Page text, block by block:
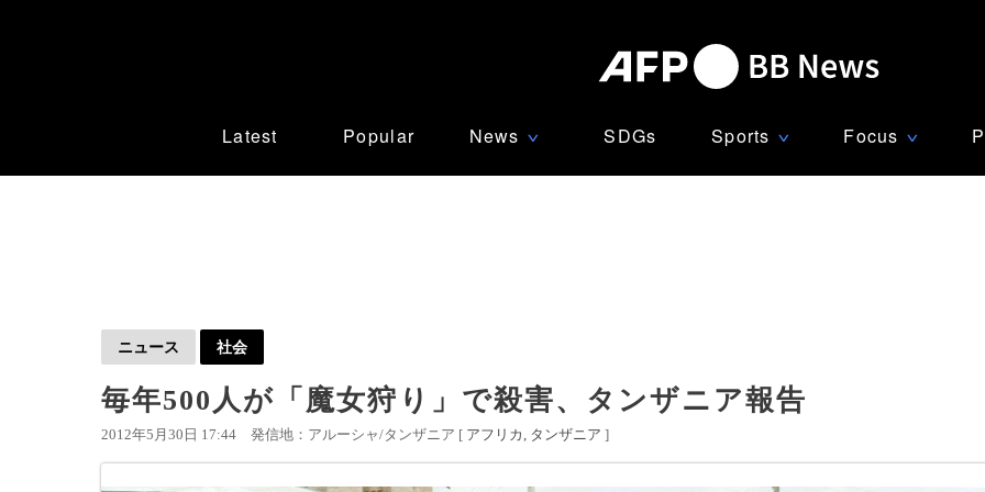
Latest Popular News ∨ SDGs Sports ∨ Focus ∨
ニュース 社会
毎年500人が「魔女狩り」で殺害、タンザニア報告
2012年5月30日 17:44 発信地：アルーシャ/タンザニア [ アフリカ タンザニア ]